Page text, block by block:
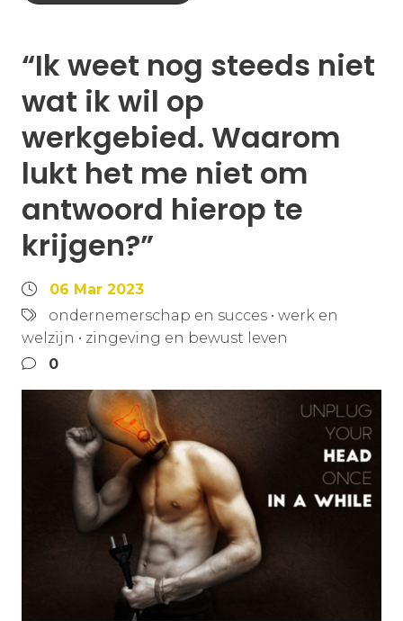
“Ik weet nog steeds niet
wat ik wil op
werkgebied. Waarom
lukt het me niet om
antwoord hierop te
krijgen?”
06 Mar 2023
ondernemerschap en succes • werk en
welzijn • zingeving en bewust leven
0